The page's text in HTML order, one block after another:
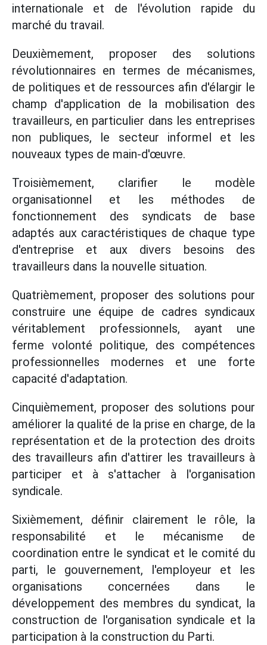
internationale et de l'évolution rapide du
marché du travail.
Deuxièmement, proposer des solutions
révolutionnaires en termes de mécanismes,
de politiques et de ressources afin d'élargir le
champ d'application de la mobilisation des
travailleurs, en particulier dans les entreprises
non publiques, le secteur informel et les
nouveaux types de main-d'œuvre.
Troisièmement, clarifier le modèle
organisationnel et les méthodes de
fonctionnement des syndicats de base
adaptés aux caractéristiques de chaque type
d'entreprise et aux divers besoins des
travailleurs dans la nouvelle situation.
Quatrièmement, proposer des solutions pour
construire une équipe de cadres syndicaux
véritablement professionnels, ayant une
ferme volonté politique, des compétences
professionnelles modernes et une forte
capacité d'adaptation.
Cinquièmement, proposer des solutions pour
améliorer la qualité de la prise en charge, de la
représentation et de la protection des droits
des travailleurs afin d'attirer les travailleurs à
participer et à s'attacher à l'organisation
syndicale.
Sixièmement, définir clairement le rôle, la
responsabilité et le mécanisme de
coordination entre le syndicat et le comité du
parti, le gouvernement, l'employeur et les
organisations concernées dans le
développement des membres du syndicat, la
construction de l'organisation syndicale et la
participation à la construction du Parti.